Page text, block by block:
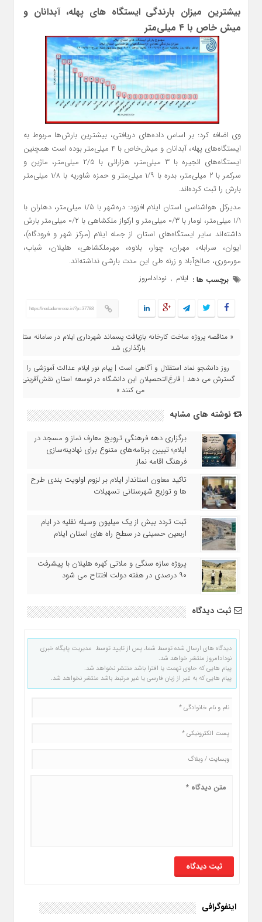
بیشترین میزان بارندگی ایستگاه‌ های پهله، آبدانان و
میش‌ خاص با ۴ میلی‌متر
وی اضافه کرد: بر اساس داده‌های دریافتی، بیشترین بارش‌ها مربوط به
ایستگاه‌های پهله، آبدانان و میش‌خاص با ۴ میلی‌متر بوده است همچنین
ایستگاه‌های انجیره با ۳ میلی‌متر، هزارانی با ۲/۵ میلی‌متر، ماژین و
سرکمر با ۲ میلی‌متر، بدره با ۱/۹ میلی‌متر و حمزه شاوریه با ۱/۸ میلی‌متر
بارش را ثبت کرده‌اند.
مدیرکل هواشناسی استان ایلام افزود: دره‌شهر با ۱/۵ میلی‌متر، دهلران با
۱/۱ میلی‌متر، لومار با ۰/۳ میلی‌متر و ارکواز ملکشاهی با ۰/۲ میلی‌متر بارش
داشته‌اند سایر ایستگاه‌های استان از جمله ایلام (مرکز شهر و فرودگاه)،
ایوان، سرابله، مهران، چوار، بلاوه، مهرملکشاهی، هلیلان، شباب،
مورموری، صالح‌آباد و زرنه طی این مدت بارشی نداشته‌اند.
برچسب ها : ایلام , نودادامروز
https://nodademrooz.ir/?p=37788
« مناقصه پروژه ساخت کارخانه بازیافت پسماند شهرداری ایلام در سامانه ستاد
بارگذاری شد
روز دانشجو نماد استقلال و آگاهی است | پیام نور ایلام عدالت آموزشی را
گسترش می‌ دهد | فارغ‌التحصیلان این دانشگاه در توسعه استان نقش‌آفرینی
می‌ کنند »
نوشته های مشابه
برگزاری دهه فرهنگی ترویج معارف نماز و مسجد در
ایلام؛ تبیین برنامه‌های متنوع برای نهادینه‌سازی
فرهنگ اقامه نماز
تاکید معاون استاندار ایلام بر لزوم اولویت‌ بندی طرح‌
ها و توزیع شهرستانی تسهیلات
ثبت تردد بیش از یک میلیون وسیله نقلیه در ایام
اربعین حسینی در سطح راه‌ های استان ایلام
پروژه سازه سنگی و ملاتی کهره هلیلان با پیشرفت
۹۰ درصدی در هفته دولت افتتاح می شود
ثبت دیدگاه
دیدگاه های ارسال شده توسط شما، پس از تایید توسط مدیریت پایگاه خبری
نودادامروز منتشر خواهد شد.
پیام هایی که حاوی تهمت یا افترا باشد منتشر نخواهد شد.
پیام هایی که به غیر از زبان فارسی یا غیر مرتبط باشد منتشر نخواهد شد.
اینفوگرافی